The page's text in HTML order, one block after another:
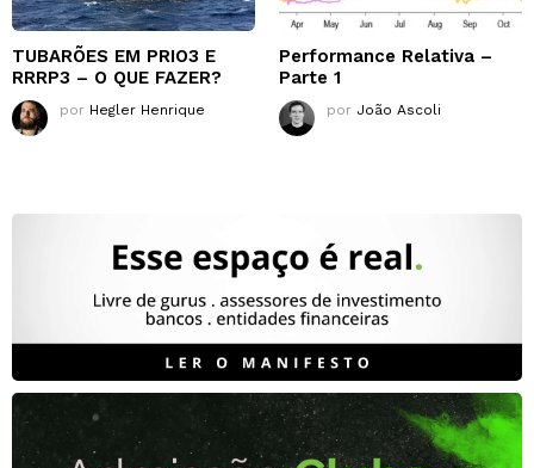
TUBARÕES EM PRIO3 E
RRRP3 – O QUE FAZER?
por Hegler Henrique
Performance Relativa –
Parte 1
por João Ascoli